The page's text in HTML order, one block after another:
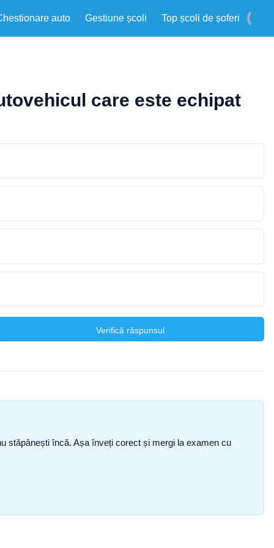
auto Gestiune școli Top școli de șoferi
care este echipat
Verifică răspunsul
stăpânești încă. Așa înveți corect și mergi la examen cu